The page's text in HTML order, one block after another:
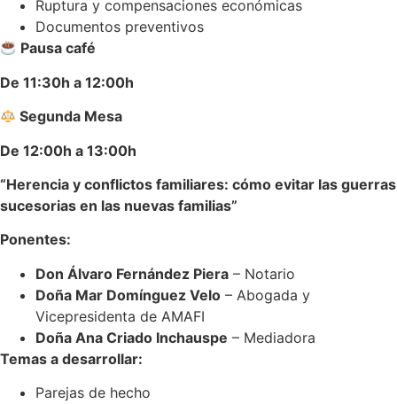
Ruptura y compensaciones económicas
Documentos preventivos
Pausa café
De 11:30h a 12:00h
Segunda Mesa
De 12:00h a 13:00h
“Herencia y conflictos familiares: cómo evitar las guerras
sucesorias en las nuevas familias”
Ponentes:
Don Álvaro Fernández Piera – Notario
Doña Mar Domínguez Velo – Abogada y
Vicepresidenta de AMAFI
Doña Ana Criado Inchauspe – Mediadora
Temas a desarrollar:
Parejas de hecho